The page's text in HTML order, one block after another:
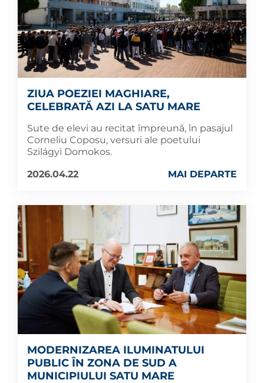
ZIUA POEZIEI MAGHIARE,
CELEBRATĂ AZI LA SATU MARE
Sute de elevi au recitat împreună, în pasajul
Corneliu Coposu, versuri ale poetului
Szilágyi Domokos.
2026.04.22
MAI DEPARTE
MODERNIZAREA ILUMINATULUI
PUBLIC ÎN ZONA DE SUD A
MUNICIPIULUI SATU MARE